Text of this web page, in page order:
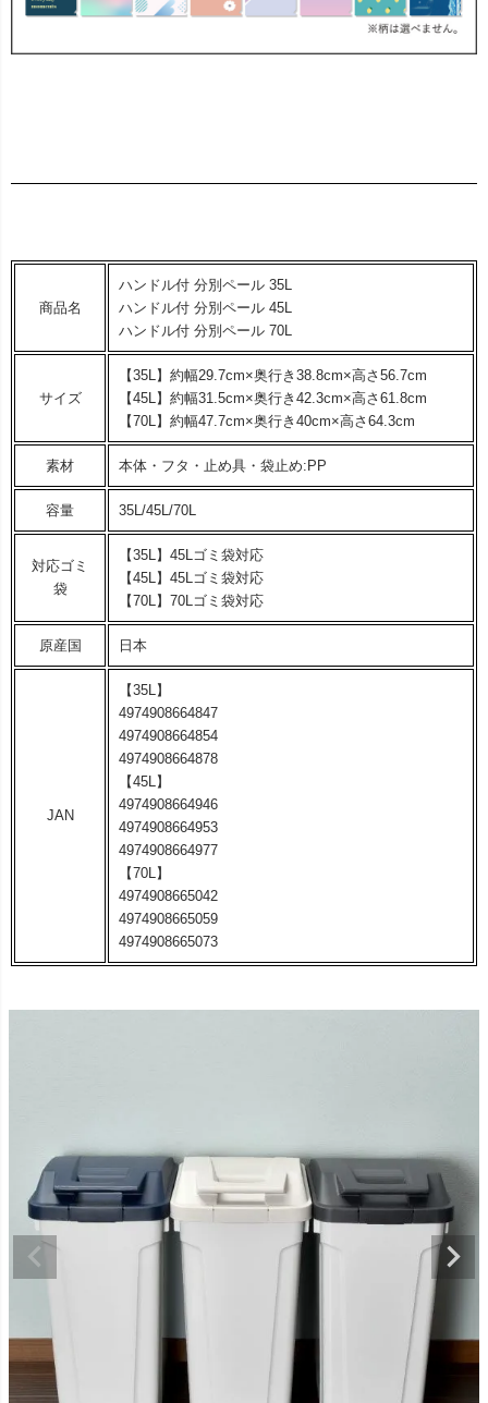
商品名
ハンドル付 分別ペール 35L
ハンドル付 分別ペール 45L
ハンドル付 分別ペール 70L
サイズ
【35L】約幅29.7cm×奥行き38.8cm×高さ56.7cm
【45L】約幅31.5cm×奥行き42.3cm×高さ61.8cm
【70L】約幅47.7cm×奥行き40cm×高さ64.3cm
素材 本体・フタ・止め具・袋止め:PP
容量 35L/45L/70L
対応ゴミ
袋
【35L】45Lゴミ袋対応
【45L】45Lゴミ袋対応
【70L】70Lゴミ袋対応
原産国 日本
JAN
【35L】
4974908664847
4974908664854
4974908664878
【45L】
4974908664946
4974908664953
4974908664977
【70L】
4974908665042
4974908665059
4974908665073